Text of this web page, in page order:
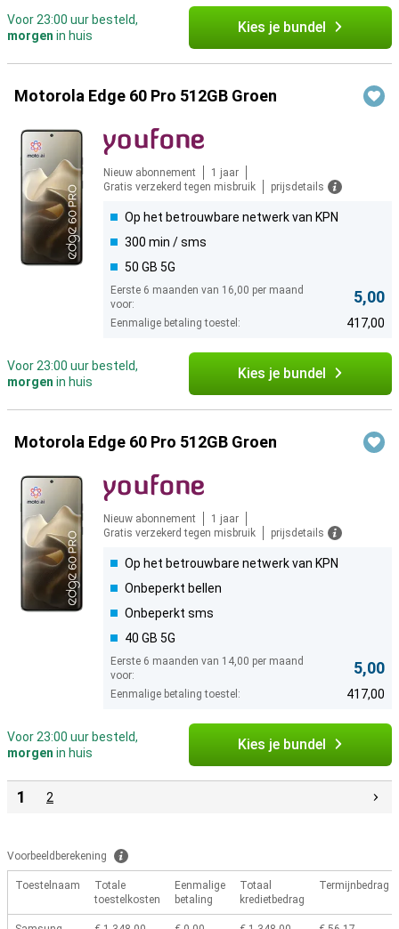
Voor 23:00 uur besteld,
morgen in huis Kies je bundel
Motorola Edge 60 Pro 512GB Groen
Nieuw abonnement
1 jaar
Gratis verzekerd tegen misbruik
prijsdetails
Op het betrouwbare netwerk van KPN
300 min / sms
50 GB 5G
Eerste 6 maanden van 16,00 per maand
voor:
5,00
Eenmalige betaling toestel: 417,00
Voor 23:00 uur besteld,
morgen in huis Kies je bundel
Motorola Edge 60 Pro 512GB Groen
Nieuw abonnement
1 jaar
Gratis verzekerd tegen misbruik
prijsdetails
Op het betrouwbare netwerk van KPN
Onbeperkt bellen
Onbeperkt sms
40 GB 5G
Eerste 6 maanden van 14,00 per maand
voor:
5,00
Eenmalige betaling toestel: 417,00
Voor 23:00 uur besteld,
morgen in huis Kies je bundel
1 2
Voorbeeldberekening
Toestelnaam
Totale
toestelkosten
Eenmalige
betaling
Totaal
kredietbedrag
Termijnbedrag